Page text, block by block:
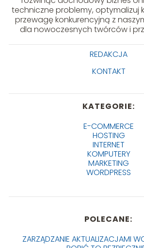
techniczne problemy, optymalizuj
przewagę konkurencyjną z
dla nowoczesnych twórców i
REDAKCJA
KONTAKT
KATEGORIE:
E-COMMERCE
HOSTING
INTERNET
KOMPUTERY
MARKETING
WORDPRESS
POLECANE:
ZARZĄDZANIE AKTUALIZACJAMI